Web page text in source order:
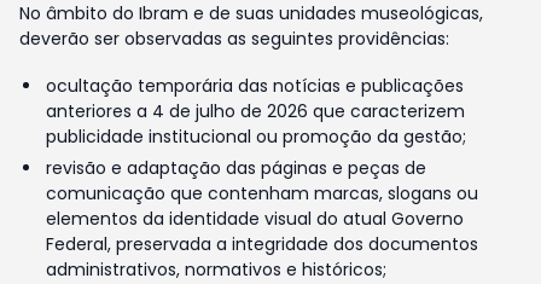
No âmbito do Ibram e de suas unidades museológicas,
deverão ser observadas as seguintes providências:
ocultação temporária das notícias e publicações
anteriores a 4 de julho de 2026 que caracterizem
publicidade institucional ou promoção da gestão;
revisão e adaptação das páginas e peças de
comunicação que contenham marcas, slogans ou
elementos da identidade visual do atual Governo
Federal, preservada a integridade dos documentos
administrativos, normativos e históricos;